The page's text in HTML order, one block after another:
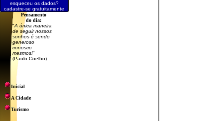
esqueceu os dados?
cadastre-se gratuitamente
Pensamento
do dia:
"A única maneira
de seguir nossos
sonhos é sendo
generoso
conosco
mesmos!"
(Paulo Coelho)
Inicial
A Cidade
Turismo